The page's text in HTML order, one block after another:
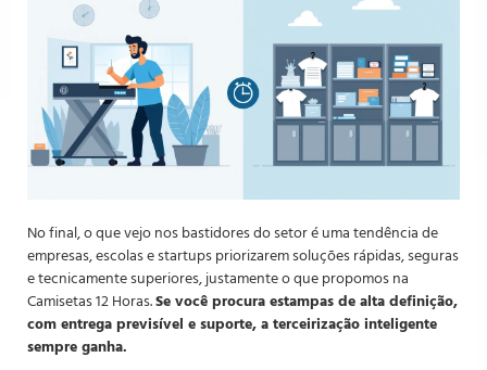
No final, o que vejo nos bastidores do setor é uma tendência de
empresas, escolas e startups priorizarem soluções rápidas, seguras
e tecnicamente superiores, justamente o que propomos na
Camisetas 12 Horas.Se você procura estampas de alta definição,
com entrega previsível e suporte, a terceirização inteligente
sempre ganha.